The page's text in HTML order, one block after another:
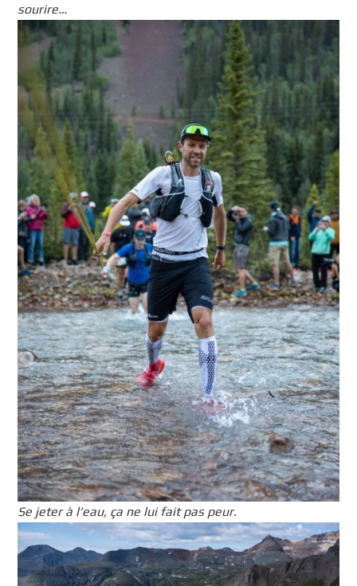
sourire…
Se jeter à l’eau, ça ne lui fait pas peur.